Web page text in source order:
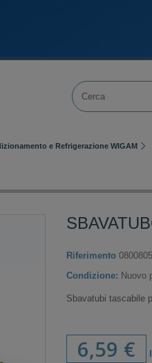
e Refrigerazione WIGAM
Riferimento
Condizione: Nuovo
Sbavatubi tascabile
6,59 €